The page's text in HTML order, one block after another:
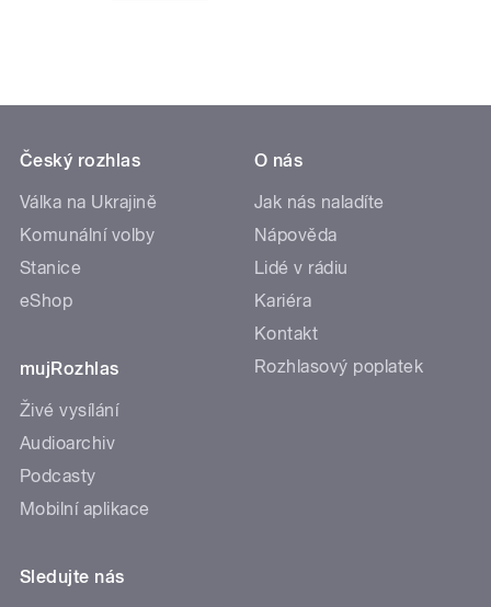
Český rozhlas
Válka na Ukrajině
Komunální volby
Stanice
eShop
mujRozhlas
Živé vysílání
Audioarchiv
Podcasty
Mobilní aplikace
O nás
Jak nás naladíte
Nápověda
Lidé v rádiu
Kariéra
Kontakt
Rozhlasový poplatek
Sledujte nás